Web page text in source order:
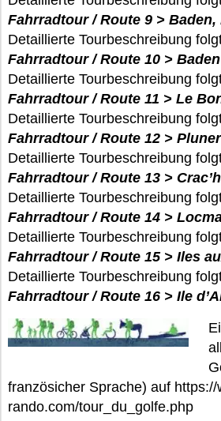
Fahrradtour / Route 9 >
Detaillierte Tourbeschreibung
Fahrradtour / Route 10 > Baden
Detaillierte Tourbeschreibung
Fahrradtour / Route 11 > Le
Detaillierte Tourbeschreibung
Fahrradtour / Route 12 >
Detaillierte Tourbeschreibung
Fahrradtour / Route 13 > Crac’h
Detaillierte Tourbeschreibung
Fahrradtour / Route 14 >
Detaillierte Tourbeschreibung
Fahrradtour / Route 15 > Iles
Detaillierte Tourbeschreibung
Fahrradtour / Route 16 > Ile
französicher Sprache) auf
rando.com/tour_du_golfe.php